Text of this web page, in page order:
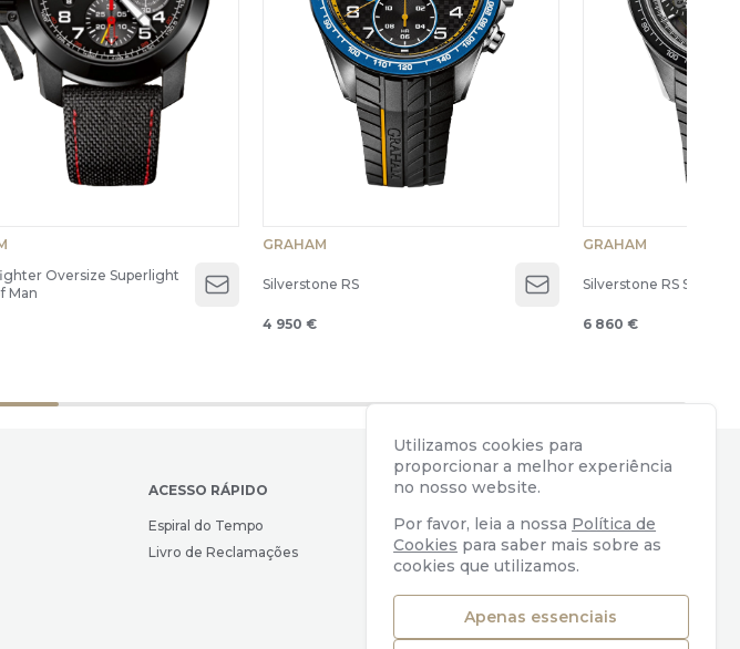
Oversize Superlight
Man
Open menu
GRAHAM
Silverstone RS
Open menu
4 950 €
GRAHAM
Silverstone RS
6 860 €
ACESSO RÁPIDO
Espiral do Tempo
Livro de Reclamações
CONTACTOS
Av. Almirante Reis, 39
1169-039 Lisboa, Portugal
+351 218 110 890
Utilizamos cookies para
proporcionar a melhor experiência
no nosso website.
Por favor, leia a nossa Política de
Cookies para saber mais sobre as
cookies que utilizamos.
Apenas essenciais